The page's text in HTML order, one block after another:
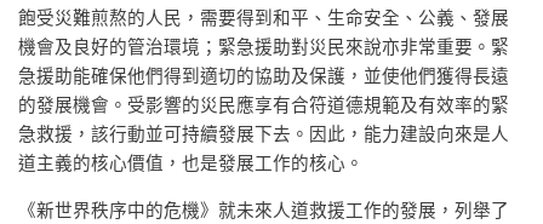
飽受災難煎熬的人民，需要得到和平、生命安全、公義、發展
機會及良好的管治環境；緊急援助對災民來說亦非常重要。緊
急援助能確保他們得到適切的協助及保護，並使他們獲得長遠
的發展機會。受影響的災民應享有合符道德規範及有效率的緊
急救援，該行動並可持續發展下去。因此，能力建設向來是人
道主義的核心價值，也是發展工作的核心。
《新世界秩序中的危機》就未來人道救援工作的發展，列舉了